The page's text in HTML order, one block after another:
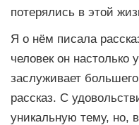
потерялись в этой
Я о нём писала
человек он
заслуживает
рассказ. С
уникальную тему, но,